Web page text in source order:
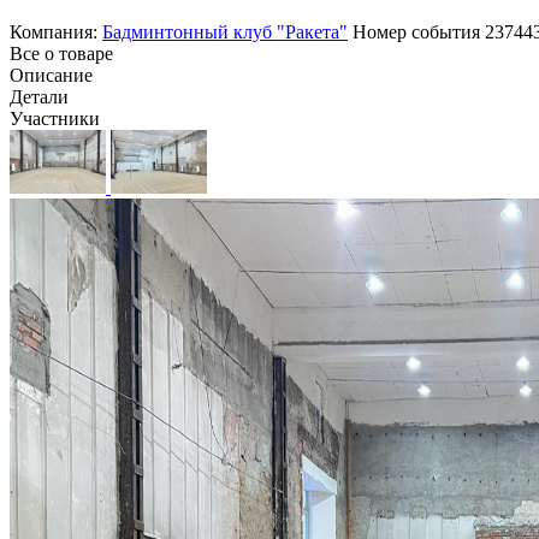
Компания: Бадминтонный клуб "Ракета" Номер события
Все о товаре
Описание
Детали
Участники